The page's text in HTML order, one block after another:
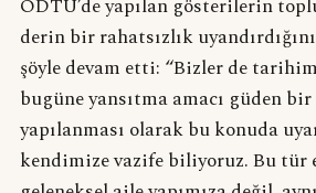
ODTÜ’de yapılan gösterilerin
derin bir rahatsızlık
şöyle devam etti: “Bizler de
bugüne yansıtma amacı güden
yapılanması olarak bu konuda
kendimize vazife biliyoruz. Bu tür